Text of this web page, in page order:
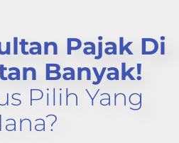
Pajak Di
Banyak!
Pilih Yang